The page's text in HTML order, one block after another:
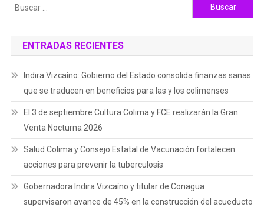
Buscar:
ENTRADAS RECIENTES
Indira Vizcaíno: Gobierno del Estado consolida finanzas sanas
que se traducen en beneficios para las y los colimenses
El 3 de septiembre Cultura Colima y FCE realizarán la Gran
Venta Nocturna 2026
Salud Colima y Consejo Estatal de Vacunación fortalecen
acciones para prevenir la tuberculosis
Gobernadora Indira Vizcaíno y titular de Conagua
supervisaron avance de 45% en la construcción del acueducto